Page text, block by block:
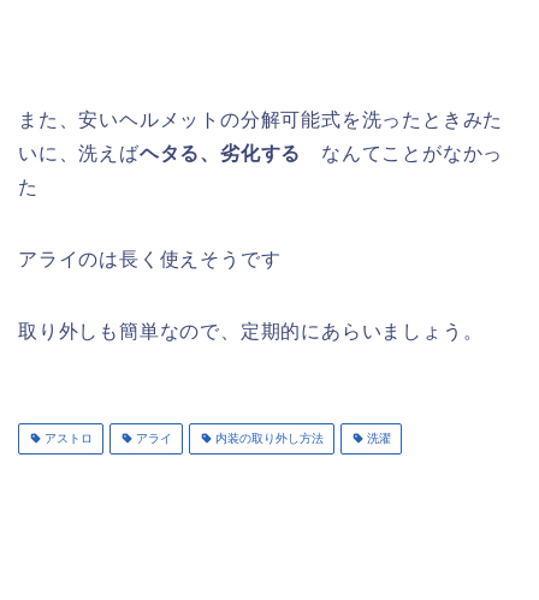
また、安いヘルメットの分解可能式を洗ったときみた
いに、洗えばヘタる、劣化する なんてことがなかっ
た
アライのは長く使えそうです
取り外しも簡単なので、定期的にあらいましょう。
アストロ アライ 内装の取り外し方法 洗濯